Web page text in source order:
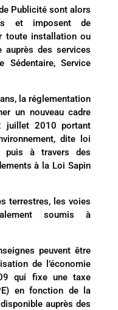
Publicité sont alors
et imposent de
toute installation ou
auprès des services
Sédentaire, Service
la réglementation
un nouveau cadre
2010 portant
dite loi
puis à travers des
à la Loi Sapin
terrestres, les voies
soumis à
peuvent être
de l’économie
qui fixe une taxe
en fonction de la
auprès des